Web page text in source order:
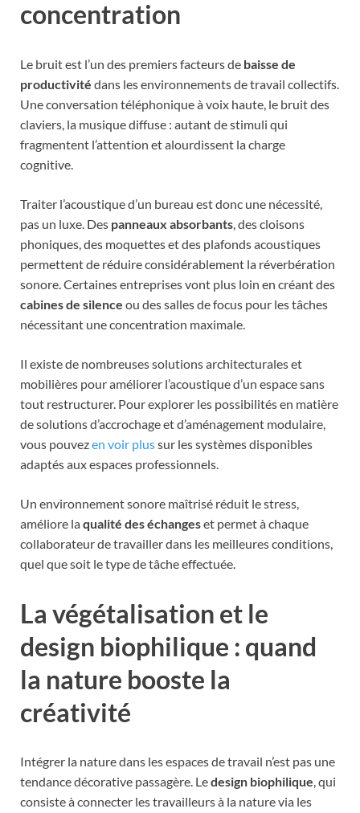
concentration
Le bruit est l’un des premiers facteurs de baisse de
productivité dans les environnements de travail collectifs.
Une conversation téléphonique à voix haute, le bruit des
claviers, la musique diffuse : autant de stimuli qui
fragmentent l’attention et alourdissent la charge
cognitive.
Traiter l’acoustique d’un bureau est donc une nécessité,
pas un luxe. Des panneaux absorbants , des cloisons
phoniques, des moquettes et des plafonds acoustiques
permettent de réduire considérablement la réverbération
sonore. Certaines entreprises vont plus loin en créant des
cabines de silence ou des salles de focus pour les tâches
nécessitant une concentration maximale.
Il existe de nombreuses solutions architecturales et
mobilières pour améliorer l’acoustique d’un espace sans
tout restructurer. Pour explorer les possibilités en matière
de solutions d’accrochage et d’aménagement modulaire,
vous pouvezen voir plussur les systèmes disponibles
adaptés aux espaces professionnels.
Un environnement sonore maîtrisé réduit le stress,
améliore laqualité des échangeset permet à chaque
collaborateur de travailler dans les meilleures conditions,
quel que soit le type de tâche effectuée.
La végétalisation et le
design biophilique : quand
la nature booste la
créativité
Intégrer la nature dans les espaces de travail n’est pas une
tendance décorative passagère. Ledesign biophilique, qui
consiste à connecter les travailleurs à la nature via les